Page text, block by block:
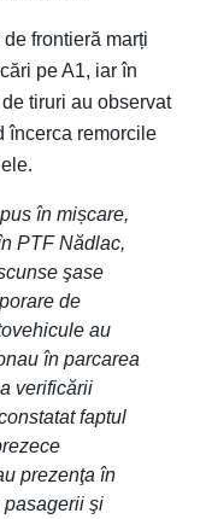
frontieră marți
pe A1, iar în
tiruri au observat
încerca remorcile
în mișcare,
PTF Nădlac,
şase
de
au
în parcarea
verificării
faptul
prezenţa în
pasagerii şi